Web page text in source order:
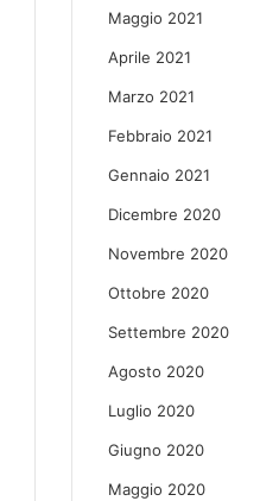
Maggio 2021
Aprile 2021
Marzo 2021
Febbraio 2021
Gennaio 2021
Dicembre 2020
Novembre 2020
Ottobre 2020
Settembre 2020
Agosto 2020
Luglio 2020
Giugno 2020
Maggio 2020